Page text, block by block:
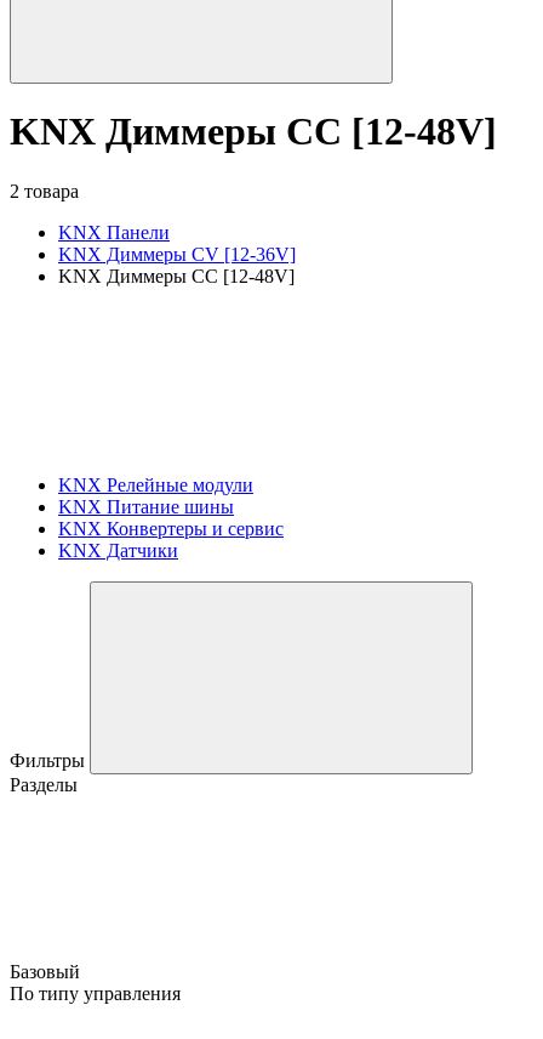
KNX Диммеры CC [12-48V]
2 товара
KNX Панели
KNX Диммеры CV [12-36V]
KNX Диммеры CC [12-48V]
KNX Релейные модули
KNX Питание шины
KNX Конвертеры и сервис
KNX Датчики
Фильтры
Разделы
Базовый
По типу управления